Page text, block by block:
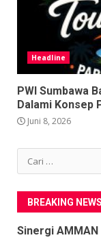
Headline
PWI Sumbawa
Dalami Konsep
Juni 8, 2026
Cari
untuk:
BREAKING NEWS
Sinergi